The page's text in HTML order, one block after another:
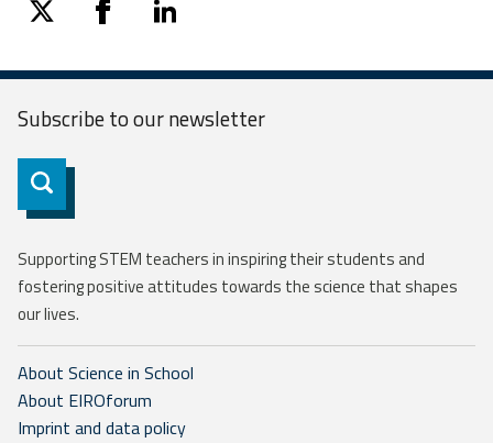
twitter facebooklinkedin
Subscribe to ournewsletter
Subscribe
Supporting STEM teachers in inspiring their students and
fostering positive attitudes towards the science that shapes
our lives.
About Science in School
About EIROforum
Imprint and data policy